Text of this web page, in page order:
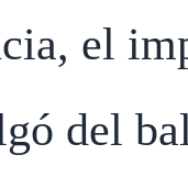
el
del